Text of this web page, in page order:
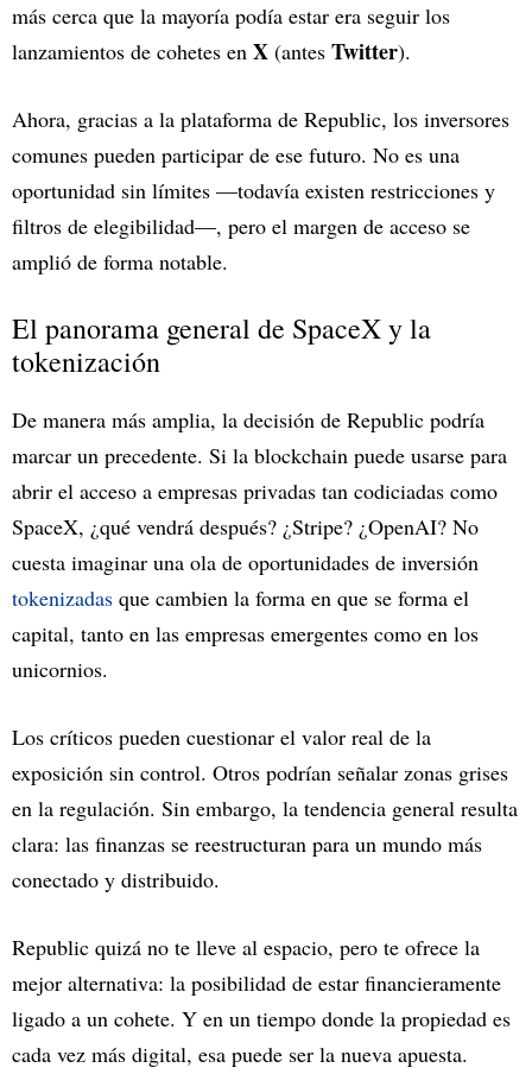
más cerca que la mayoría podía estar era seguir los
lanzamientos de cohetes en X (antes Twitter).
Ahora, gracias a la plataforma de Republic, los inversores
comunes pueden participar de ese futuro. No es una
oportunidad sin límites —todavía existen restricciones y
filtros de elegibilidad—, pero el margen de acceso se
amplió de forma notable.
El panorama general de SpaceX y la
tokenización
De manera más amplia, la decisión de Republic podría
marcar un precedente. Si la blockchain puede usarse para
abrir el acceso a empresas privadas tan codiciadas como
SpaceX, ¿qué vendrá después? ¿Stripe? ¿OpenAI? No
cuesta imaginar una ola de oportunidades de inversión
tokenizadas que cambien la forma en que se forma el
capital, tanto en las empresas emergentes como en los
unicornios.
Los críticos pueden cuestionar el valor real de la
exposición sin control. Otros podrían señalar zonas grises
en la regulación. Sin embargo, la tendencia general resulta
clara: las finanzas se reestructuran para un mundo más
conectado y distribuido.
Republic quizá no te lleve al espacio, pero te ofrece la
mejor alternativa: la posibilidad de estar financieramente
ligado a un cohete. Y en un tiempo donde la propiedad es
cada vez más digital, esa puede ser la nueva apuesta.